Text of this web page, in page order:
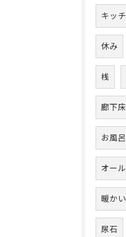
キッ
休み
桟
廊下床
お風
オー
暖かい
尿石